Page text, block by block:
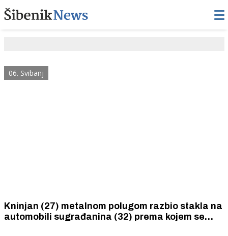
06. Svibanj
Kninjan (27) metalnom polugom razbio stakla na
automobili sugrađanina (32) prema kojem se